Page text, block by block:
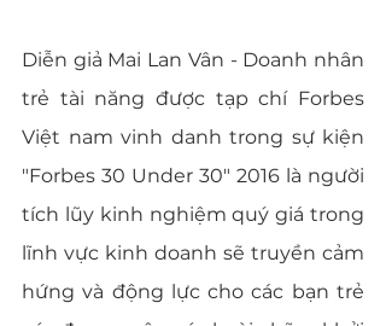
Diễn giả Mai Lan Vân - Doanh nhân
trẻ tài năng được tạp chí Forbes
Việt nam vinh danh trong sự kiện
"Forbes 30 Under 30" 2016 là người
tích lũy kinh nghiệm quý giá trong
lĩnh vực kinh doanh sẽ truyền cảm
hứng và động lực cho các bạn trẻ